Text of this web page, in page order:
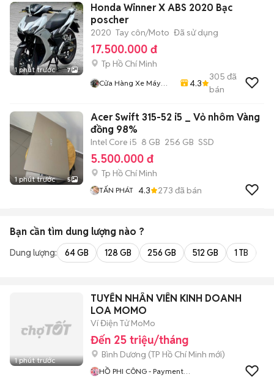
1 phút trước 7
Honda Winner X ABS 2020 Bạc
poscher
2020 Tay côn/Moto Đã sử dụng
17.500.000 đ
Tp Hồ Chí Minh
Cửa Hàng Xe Máy
4.3
305 đã
bán
1 phút trước 5
Acer Swift 315-52 i5 _ Vỏ nhôm Vàng
đồng 98%
Intel Core i5 8 GB 256 GB SSD
5.500.000 đ
Tp Hồ Chí Minh
TẤN PHÁT 4.3 273 đã bán
Bạn cần tìm dung lượng nào ?
Dung lượng: 64 GB 128 GB 256 GB 512 GB 1 TB
1 phút trước
TUYỂN NHÂN VIÊN KINH DOANH
LOA MOMO
Ví Điện Tử MoMo
Đến 25 triệu/tháng
Bình Dương (TP Hồ Chí Minh mới)
HỒ PHI CÔNG - Payment